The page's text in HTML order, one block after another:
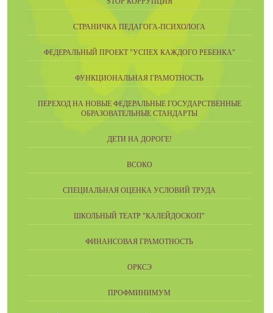
СТРАНИЧКА ПЕДАГОГА-ПСИХОЛОГА
ФЕДЕРАЛЬНЫЙ ПРОЕКТ "УСПЕХ КАЖДОГО РЕБЕНКА"
ФУНКЦИОНАЛЬНАЯ ГРАМОТНОСТЬ
ПЕРЕХОД НА НОВЫЕ ФЕДЕРАЛЬНЫЕ ГОСУДАРСТВЕННЫЕ
ОБРАЗОВАТЕЛЬНЫЕ СТАНДАРТЫ
ДЕТИ НА ДОРОГЕ!
ВСОКО
СПЕЦИАЛЬНАЯ ОЦЕНКА УСЛОВИЙ ТРУДА
ШКОЛЬНЫЙ ТЕАТР "КАЛЕЙДОСКОП"
ФИНАНСОВАЯ ГРАМОТНОСТЬ
ОРКСЭ
ПРОФМИНИМУМ